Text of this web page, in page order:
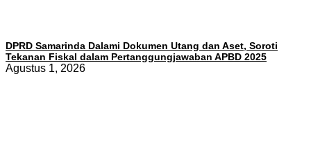
DPRD Samarinda Dalami Dokumen Utang dan Aset, Soroti
Tekanan Fiskal dalam Pertanggungjawaban APBD 2025
Agustus 1, 2026